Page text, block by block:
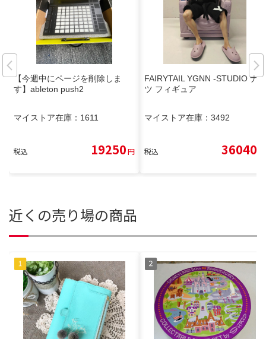
【今週中にページを削除しま
す】ableton push2
マイストア在庫： 1611
税込 19250円
FAIRYTAIL YGNN -STUDIO ナ
ツ フィギュア
マイストア在庫： 3492
税込 36040
近くの売り場の商品